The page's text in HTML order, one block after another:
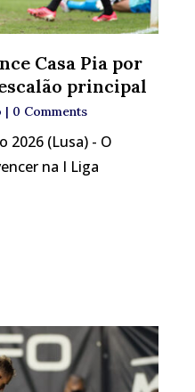
Casa Pia por
principal
| 0 Comments
2026 (Lusa) - O
na I Liga